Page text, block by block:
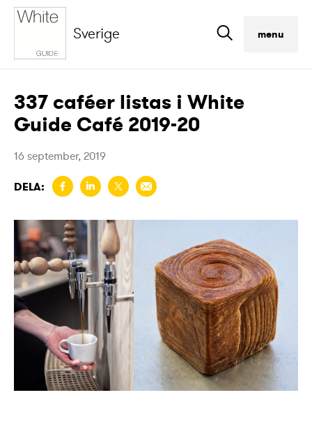
Sverige menu
337 caféer listas i White
Guide Café 2019-20
16 september, 2019
DELA: